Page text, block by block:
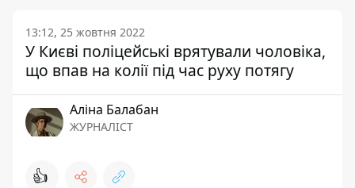
13:12, 25 жовтня 2022
У Києві поліцейські врятували чоловіка,
що впав на колії під час руху потягу
Аліна Балабан
ЖУРНАЛІСТ
👍